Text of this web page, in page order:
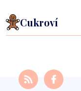
Cukroví